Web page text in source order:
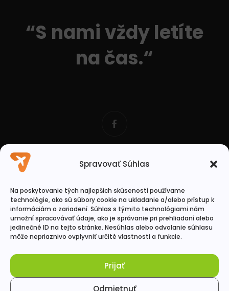
Spravovať Súhlas
Na poskytovanie tých najlepších skúseností používame
technológie, ako sú súbory cookie na ukladanie a/alebo prístup k
informáciám o zariadení. Súhlas s týmito technológiami nám
umožní spracovávať údaje, ako je správanie pri prehliadaní alebo
jedinečné ID na tejto stránke. Nesúhlas alebo odvolanie súhlasu
môže nepriaznivo ovplyvniť určité vlastnosti a funkcie.
Prijať
Odmietnuť
“S nami vždy letíte
na čas.“
Ochrana osobných údajov
Prepravný poriadok